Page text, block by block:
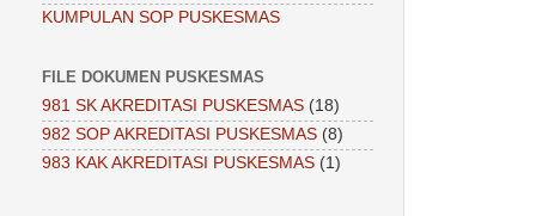
KUMPULAN SOP PUSKESMAS
FILE DOKUMEN PUSKESMAS
981 SK AKREDITASI PUSKESMAS (18)
982 SOP AKREDITASI PUSKESMAS (8)
983 KAK AKREDITASI PUSKESMAS (1)